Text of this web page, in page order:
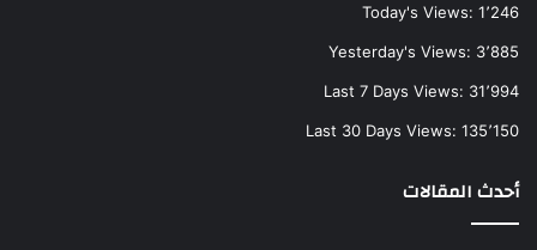
Today's Views: 1٬246
Yesterday's Views: 3٬885
Last 7 Days Views: 31٬994
Last 30 Days Views: 135٬150
أحدث المقالات